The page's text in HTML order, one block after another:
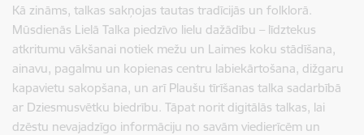
Kā zināms, talkas sakņojas tautas tradīcijās un folklorā.
Mūsdienās Lielā Talka piedzīvo lielu dažādību – līdztekus
atkritumu vākšanai notiek mežu un Laimes koku stādīšana,
ainavu, pagalmu un kopienas centru labiekārtošana, dižgaru
kapavietu sakopšana, un arī Plaušu tīrīšanas talka sadarbībā
ar Dziesmusvētku biedrību. Tāpat norit digitālās talkas, lai
dzēstu nevajadzīgo informāciju no savām viedierīcēm un